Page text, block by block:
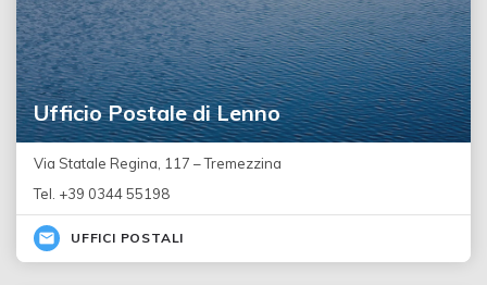
Ufficio Postale di Lenno
Via Statale Regina, 117 – Tremezzina
Tel. +39 0344 55198
UFFICI POSTALI